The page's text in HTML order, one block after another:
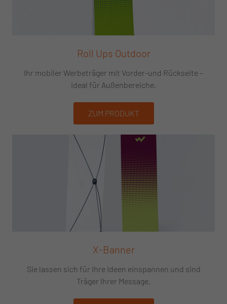
Roll Ups Outdoor
Ihr mobiler Werbeträger mit Vorder-und Rückseite –
ideal für Außenbereiche.
ZUM PRODUKT
X-Banner
Sie lassen sich für Ihre Ideen einspannen und sind
Träger Ihrer Message.